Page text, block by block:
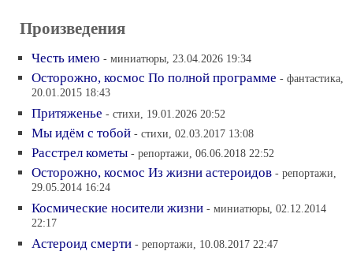
Произведения
Честь имею - миниатюры, 23.04.2026 19:34
Осторожно, космос По полной программе - фантастика,
20.01.2015 18:43
Притяженье - стихи, 19.01.2026 20:52
Мы идём с тобой - стихи, 02.03.2017 13:08
Расстрел кометы - репортажи, 06.06.2018 22:52
Осторожно, космос Из жизни астероидов - репортажи,
29.05.2014 16:24
Космические носители жизни - миниатюры, 02.12.2014
22:17
Астероид смерти - репортажи, 10.08.2017 22:47